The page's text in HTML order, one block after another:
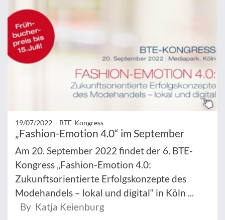
19/07/2022 – BTE-Kongress
„Fashion-Emotion 4.0“ im September
Am 20. September 2022 findet der 6. BTE-
Kongress „Fashion-Emotion 4.0:
Zukunftsorientierte Erfolgskonzepte des
Modehandels – lokal und digital“ in Köln ...
By Katja Keienburg